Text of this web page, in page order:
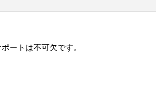
ートは不可欠です。